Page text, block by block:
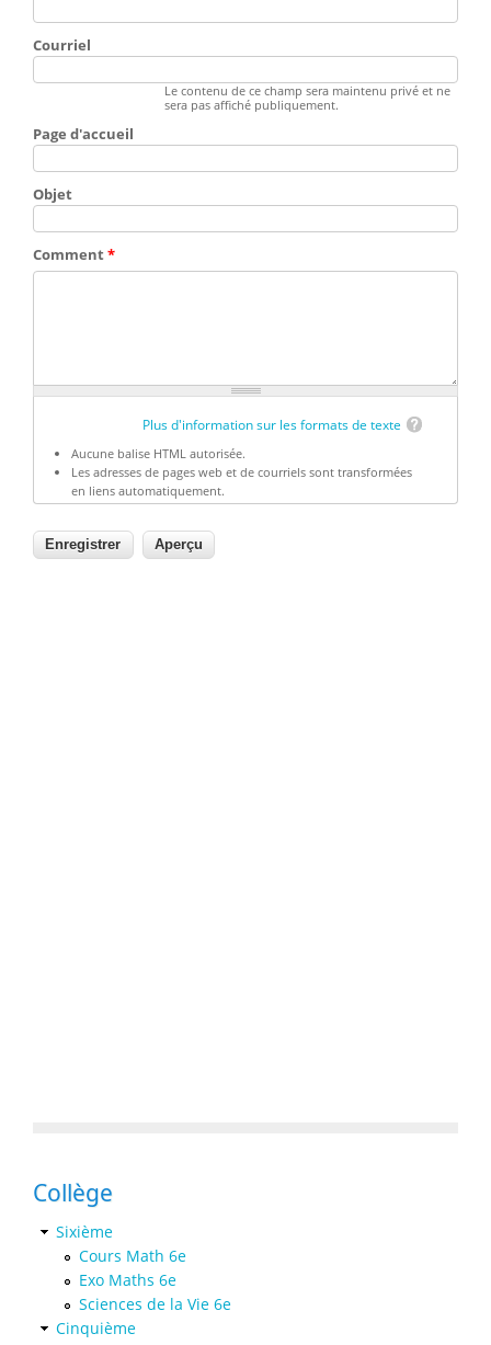
Courriel
Le contenu de ce champ sera maintenu privé et ne
sera pas affiché publiquement.
Page d'accueil
Objet
Comment*
Plus d'information sur les formats de texte
Aucune balise HTML autorisée.
Les adresses de pages web et de courriels sont transformées
en liens automatiquement.
Collège
Sixième
Cours Math 6e
Exo Maths 6e
Sciences de la Vie 6e
Cinquième